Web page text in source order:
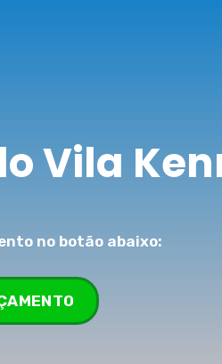
Vila
no botão abaixo: